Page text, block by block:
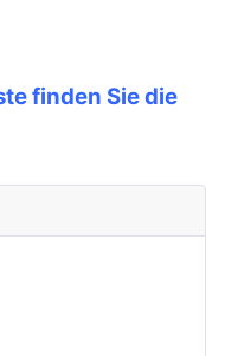
finden Sie die